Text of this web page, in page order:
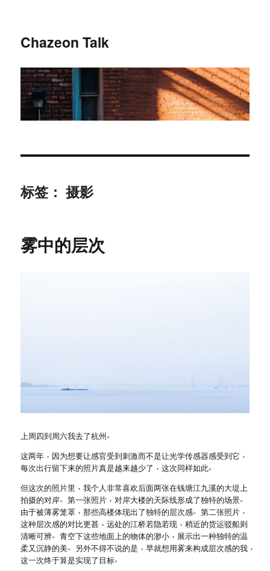
Chazeon Talk
标签 ： 摄影
雾中的层次
上周四到周六我去了杭州。
这两年 ， 因为想要让感官受到刺激而不是让光学传感器感受到它 ，
每次出行留下来的照片真是越来越少了 ， 这次同样如此。
但这次的照片里 ， 我个人非常喜欢后面两张在钱塘江九溪的大堤上
拍摄的对岸。 第一张照片 ， 对岸大楼的天际线形成了独特的场景。
由于被薄雾笼罩 ， 那些高楼体现出了独特的层次感。 第二张照片 ，
这种层次感的对比更甚 ， 远处的江桥若隐若现 ， 稍近的货运驳船则
清晰可辨。 青空下这些地面上的物体的渺小 ， 展示出一种独特的温
柔又沉静的美。 另外不得不说的是 ， 早就想用雾来构成层次感的我 ，
这一次终于算是实现了目标。